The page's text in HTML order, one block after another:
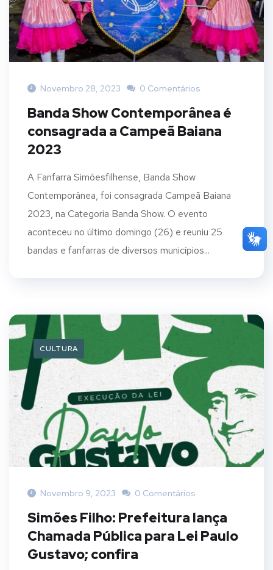
Novembro 28, 2023 0 Comentários
Banda Show Contemporânea é
consagrada a Campeã Baiana
2023
A Fanfarra Simõesfilhense, Banda Show
Contemporânea, foi consagrada Campeã Baiana
2023, na Categoria Banda Show. O evento
aconteceu no último domingo (26) e reuniu 25
bandas e fanfarras de diversos municípios...
CULTURA
Novembro 9, 2023 0 Comentários
Simões Filho: Prefeitura lança
Chamada Pública para Lei Paulo
Gustavo; confira